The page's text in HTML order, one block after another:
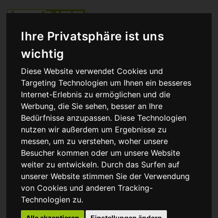
Ihre Privatsphäre ist uns
wichtig
Diese Website verwendet Cookies und
Targeting Technologien um Ihnen ein besseres
Internet-Erlebnis zu ermöglichen und die
Werbung, die Sie sehen, besser an Ihre
Bedürfnisse anzupassen. Diese Technologien
nutzen wir außerdem um Ergebnisse zu
messen, um zu verstehen, woher unsere
Besucher kommen oder um unsere Website
weiter zu entwickeln. Durch das Surfen auf
unserer Website stimmen Sie der Verwendung
von Cookies und anderen Tracking-
Technologien zu.
Inhalt
Sie brauchen Hilfe?
0421 4089-000